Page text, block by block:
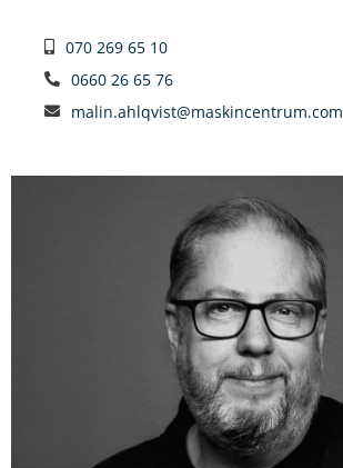
070 269 65 10
0660 26 65 76
malin.ahlqvist@maskincentrum.com